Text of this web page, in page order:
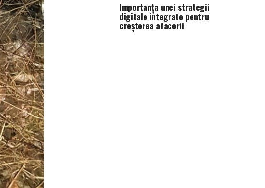
Importanța unei strategii
digitale integrate pentru
creșterea afacerii